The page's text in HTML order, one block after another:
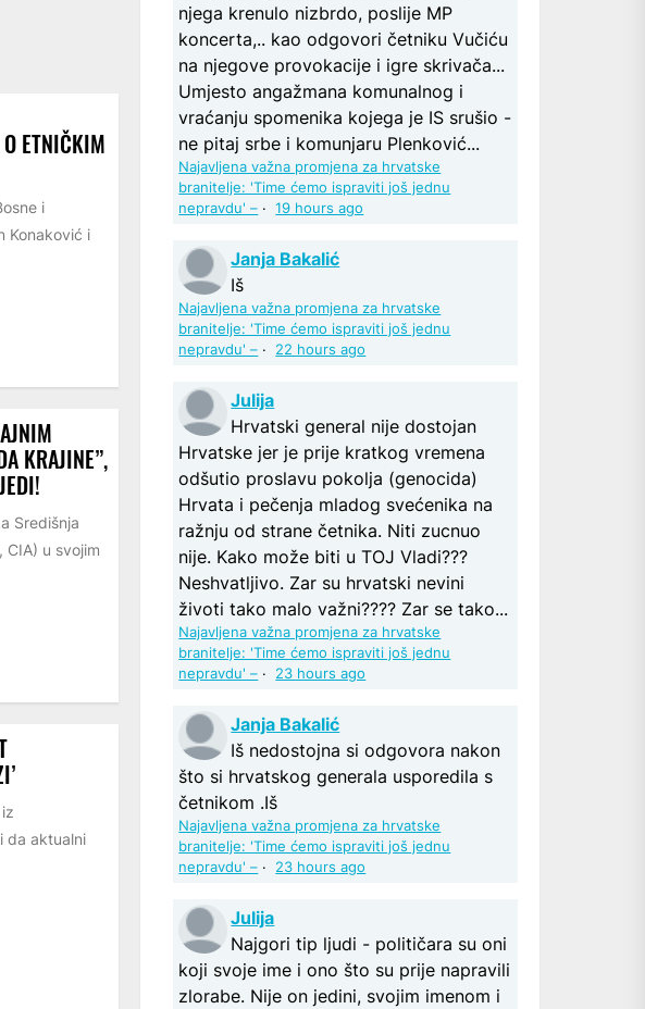
ETNIČKIM
i
Konaković i
KRAJINE”,
Središnja
u svojim
da aktualni
njega krenulo nizbrdo, poslije MP
koncerta,.. kao odgovori četniku Vučiću
na njegove provokacije i igre skrivača...
Umjesto angažmana komunalnog i
vraćanju spomenika kojega je IS srušio -
ne pitaj srbe i komunjaru Plenković...
Najavljena važna promjena za hrvatske
branitelje: 'Time ćemo ispraviti još jednu
nepravdu' – ·19 hours ago
Janja Bakalić
Iš
Najavljena važna promjena za hrvatske
branitelje: 'Time ćemo ispraviti još jednu
nepravdu' – · 22 hours ago
Julija
Hrvatski general nije dostojan
Hrvatske jer je prije kratkog vremena
odšutio proslavu pokolja (genocida)
Hrvata i pečenja mladog svećenika na
ražnju od strane četnika. Niti zucnuo
nije. Kako može biti u TOJ Vladi???
Neshvatljivo. Zar su hrvatski nevini
životi tako malo važni???? Zar se tako...
Najavljena važna promjena za hrvatske
branitelje: 'Time ćemo ispraviti još jednu
nepravdu' – · 23 hours ago
Janja Bakalić
Iš nedostojna si odgovora nakon
što si hrvatskog generala usporedila s
četnikom .Iš
Najavljena važna promjena za hrvatske
branitelje: 'Time ćemo ispraviti još jednu
nepravdu' – · 23 hours ago
Julija
Najgori tip ljudi - političara su oni
koji svoje ime i ono što su prije napravili
zlorabe. Nije on jedini, svojim imenom i